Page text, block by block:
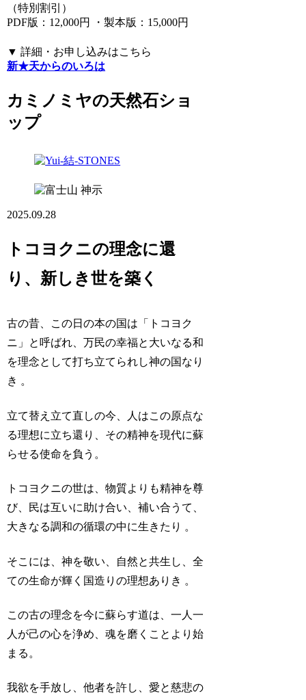
（特別割引）
PDF版：12,000円 ・製本版：15,000円
▼ 詳細・お申し込みはこちら
新★天からのいろは
カミノミヤの天然石ショ
ップ
神示
2025.09.28
トコヨクニの理念に還
り、新しき世を築く
古の昔、この日の本の国は「トコヨク
ニ」と呼ばれ、万民の幸福と大いなる和
を理念として打ち立てられし神の国なり
き 。
立て替え立て直しの今、人はこの原点な
る理想に立ち還り、その精神を現代に蘇
らせる使命を負う。
トコヨクニの世は、物質よりも精神を尊
び、民は互いに助け合い、補い合うて、
大きなる調和の循環の中に生きたり 。
そこには、神を敬い、自然と共生し、全
ての生命が輝く国造りの理想ありき 。
この古の理念を今に蘇らす道は、一人一
人が己の心を浄め、魂を磨くことより始
まる。
我欲を手放し、他者を許し、愛と慈悲の